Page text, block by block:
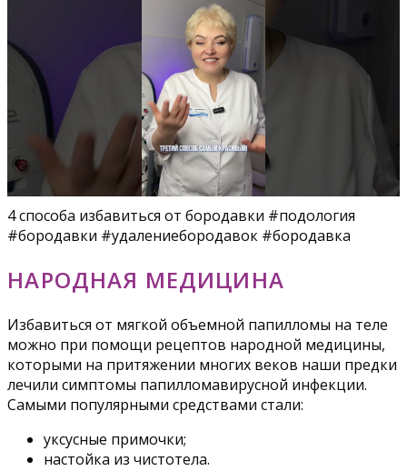
4 способа избавиться от бородавки #подология
#бородавки #удалениебородавок #бородавка
НАРОДНАЯ МЕДИЦИНА
Избавиться от мягкой объемной папилломы на теле
можно при помощи рецептов народной медицины,
которыми на притяжении многих веков наши предки
лечили симптомы папилломавирусной инфекции.
Самыми популярными средствами стали:
уксусные примочки;
настойка из чистотела.